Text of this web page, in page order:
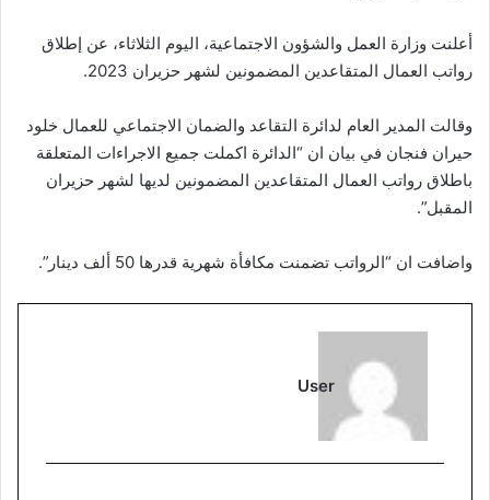
أعلنت وزارة العمل والشؤون الاجتماعية، اليوم الثلاثاء، عن إطلاق
رواتب العمال المتقاعدين المضمونين لشهر حزيران 2023.
وقالت المدير العام لدائرة التقاعد والضمان الاجتماعي للعمال خلود
حيران فنجان في بيان ان “الدائرة اكملت جميع الاجراءات المتعلقة
باطلاق رواتب العمال المتقاعدين المضمونين لديها لشهر حزيران
المقبل”.
واضافت ان “الرواتب تضمنت مكافأة شهرية قدرها 50 ألف دينار”.
User